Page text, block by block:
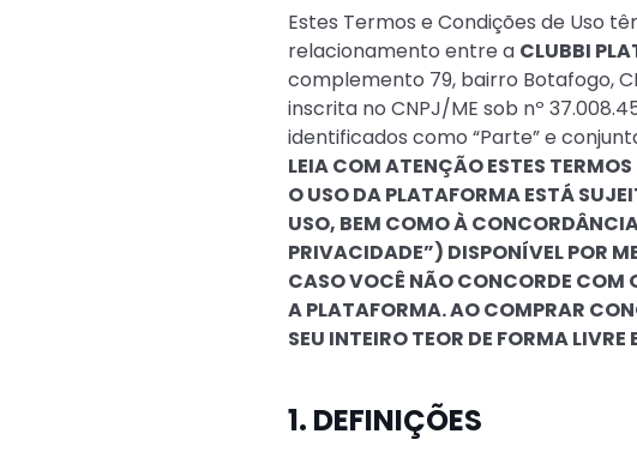
Estes Termos e Condições de Uso
relacionamento entre a CLUBBI
complemento 79, bairro Botafogo,
inscrita no CNPJ/ME sob nº
identificados como “Parte” e
LEIA COM ATENÇÃO ESTES
O USO DA PLATAFORMA ESTÁ
USO, BEM COMO À
PRIVACIDADE”) DISPONÍVEL POR
CASO VOCÊ NÃO CONCORDE COM
A PLATAFORMA. AO COMPRAR
SEU INTEIRO TEOR DE FORMA LIVRE
1. DEFINIÇÕES